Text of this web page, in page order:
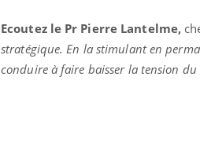
Ecoutez le Pr Pierre Lantelme,
stratégique. En la stimulant en
conduire à faire baisser la tension du